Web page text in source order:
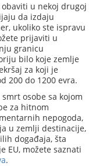
u nekoj drugoj
da izdaju
ukoliko ste ispravu
prijaviti u
granicu
bilo koje zemlje
za koji je
200 do 1200 evra.
osobe sa kojom
za hitnom
nepogoda,
u zemlji destinacije,
događaja, šta
EU, možete saznati
.